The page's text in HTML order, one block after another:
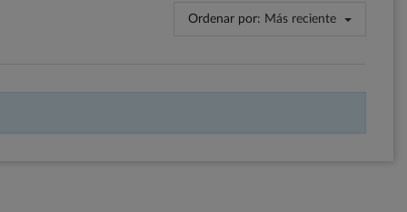
Ordenar por: Más reciente